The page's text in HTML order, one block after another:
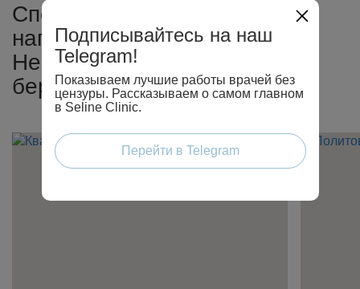
Специалисты Seline Clinic по
направлению:
Неразвивающаяся
беременность
Подписывайтесь на наш
Telegram!
Показываем лучшие работы врачей без
цензуры. Рассказываем о самом главном
в Seline Clinic.
Перейти в Telegram